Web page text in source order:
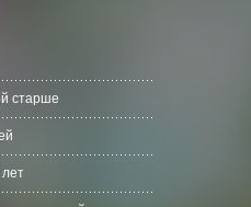
старше